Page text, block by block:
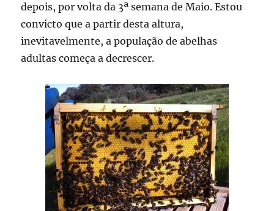
depois, por volta da 3ª semana de Maio. Estou
convicto que a partir desta altura,
inevitavelmente, a população de abelhas
adultas começa a decrescer.